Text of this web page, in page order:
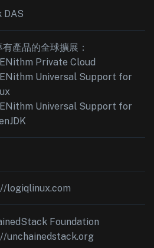
DAS
有產品的全球擴展：
Private Cloud
Universal Support for
Universal Support for
logiqlinux.com
Foundation
unchainedstack.org